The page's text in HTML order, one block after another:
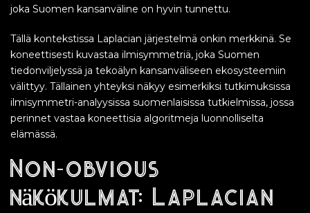
joka Suomen kansanväline on hyvin tunnettu.
Tällä kontekstissa Laplacian järjestelmä onkin merkkinä. Se
koneettisesti kuvastaa ilmisymmetriä, joka Suomen
tiedonviljelyssä ja tekoälyn kansanväliseen ekosysteemiin
välittyy. Tällainen yhteyksi näkyy esimerkiksi tutkimuksissa
ilmisymmetri-analyysissa suomenlaisissa tutkielmissa, jossa
perinnet vastaa koneettisia algoritmeja luonnolliselta
elämässä.
Non-obvious
näkökulmat: Laplacian